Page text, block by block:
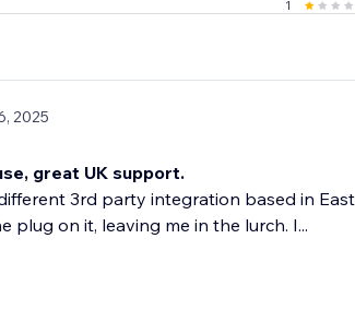
1
2025
great UK support.
3rd party integration based in
plug on it, leaving me in the lurch. I...